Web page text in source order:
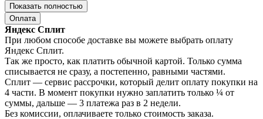
Показать полностью
Оплата
Яндекс Сплит
При любом способе доставке вы можете выбрать оплату
Яндекс Сплит.
Так же просто, как платить обычной картой. Только сумма
списывается не сразу, а постепенно, равными частями.
Сплит — сервис рассрочки, который делит оплату покупки на
4 части. В момент покупки нужно заплатить только ¼ от
суммы, дальше — 3 платежа раз в 2 недели.
Без комиссии, оплачиваете только стоимость заказа.